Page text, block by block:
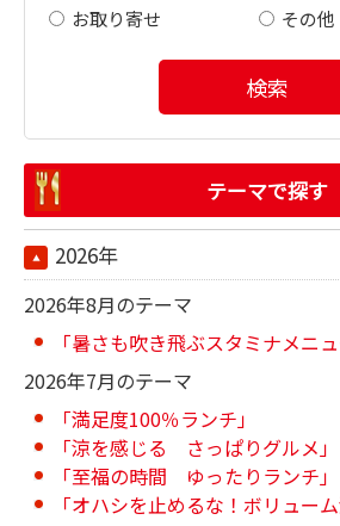
お取り寄せ
その他
検索
テーマで探す
2026年
2026年8月のテーマ
「暑さも吹き飛ぶスタミナメニュ
2026年7月のテーマ
「満足度100％ランチ」
「涼を感じる さっぱりグルメ」
「至福の時間 ゆったりランチ」
「オハシを止めるな！ボリューム